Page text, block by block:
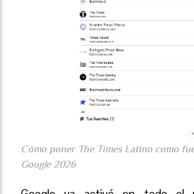
Cómo poner The Times Latino como
Google 2026